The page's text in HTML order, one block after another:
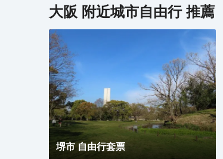
大阪 附近城市自由行 推薦
堺市 自由行套票